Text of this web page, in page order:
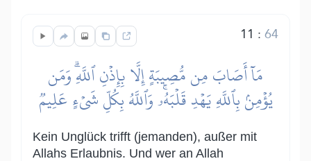
11 :64
مَآ أَصَابَ مِن مُّصِيبَةٍ إِلَّا بِإِذۡنِ ٱللَّهِۗ وَمَن
يُؤۡمِنۢ بِٱللَّهِ يَهۡدِ قَلۡبَهُۥۚ وَٱللَّهُ بِكُلِّ شَيۡءٍ عَلِيمٞ
Kein Unglück trifft (jemanden), außer mit
Allahs Erlaubnis. Und wer an Allah